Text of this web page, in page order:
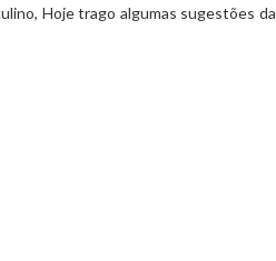
Hoje trago algumas sugestões da